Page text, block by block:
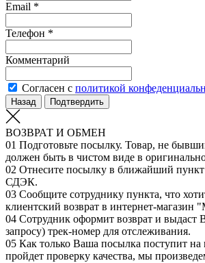
Email *
Телефон *
Комментарий
Согласен с политикой
Назад Подтвердить
ВОЗВРАТ И ОБМЕН
01 Подготовьте посылку. Товар, не
должен быть в чистом виде в
02 Отнесите посылку в ближайший пункт
СДЭК.
03 Сообщите сотруднику пункта, что
клиентский возврат в интернет-
04 Сотрудник оформит возврат и
запросу) трек-номер для отслеживания.
05 Как только Ваша посылка поступит на
пройдет проверку качества, мы